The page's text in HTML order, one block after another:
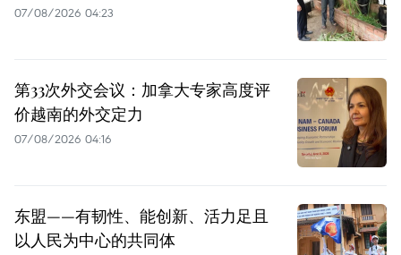
07/08/2026 04:23
第33次外交会议：加拿大专家高度评
价越南的外交定力
07/08/2026 04:16
东盟——有韧性、能创新、活力足且
以人民为中心的共同体